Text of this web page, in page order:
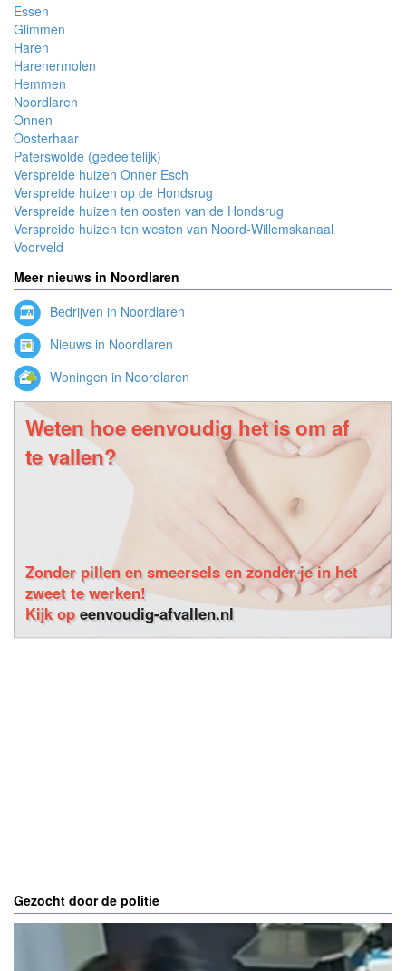
Essen
Glimmen
Haren
Harenermolen
Hemmen
Noordlaren
Onnen
Oosterhaar
Paterswolde (gedeeltelijk)
Verspreide huizen Onner Esch
Verspreide huizen op de Hondsrug
Verspreide huizen ten oosten van de Hondsrug
Verspreide huizen ten westen van Noord-Willemskanaal
Voorveld
Meer nieuws in Noordlaren
Bedrijven in Noordlaren
Nieuws in Noordlaren
Woningen in Noordlaren
Weten hoe eenvoudig het is om af
te vallen?
Zonder pillen en smeersels en zonder je in het
zweet te werken!
Kijk opeenvoudig-afvallen.nl
Gezocht door de politie